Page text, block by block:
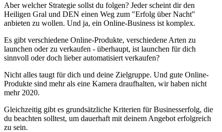
Aber welcher Strategie sollst du folgen? Jeder scheint dir den
Heiligen Gral und DEN einen Weg zum "Erfolg über Nacht"
anbieten zu wollen. Und ja, ein Online-Business ist komplex.
Es gibt verschiedene Online-Produkte, verschiedene Arten zu
launchen oder zu verkaufen - überhaupt, ist launchen für dich
sinnvoll oder doch lieber automatisiert verkaufen?
Nicht alles taugt für dich und deine Zielgruppe. Und gute Online-
Produkte sind mehr als eine Kamera draufhalten, wir haben nicht
mehr 2020.
Gleichzeitig gibt es grundsätzliche Kriterien für Businesserfolg, die
du beachten solltest, um dauerhaft mit deinem Angebot erfolgreich
zu sein.